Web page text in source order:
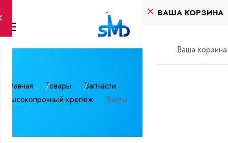
ВАША КОРЗИНА
Ваша корзина
Главная Товары
Запчасти
Высокопрочный крепёж
Винты